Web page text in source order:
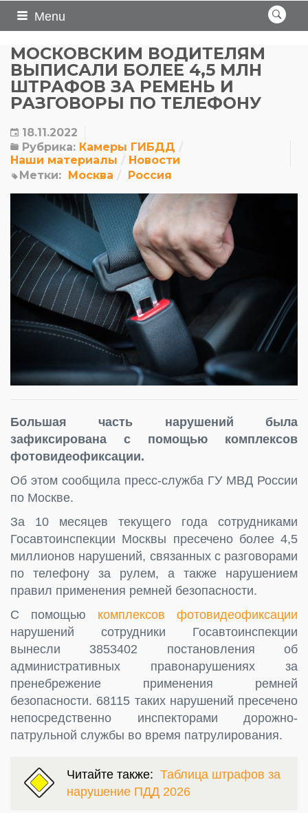
Menu
МОСКОВСКИМ ВОДИТЕЛЯМ
ВЫПИСАЛИ БОЛЕЕ 4,5 МЛН
ШТРАФОВ ЗА РЕМЕНЬ И
РАЗГОВОРЫ ПО ТЕЛЕФОНУ
18.11.2022
Рубрика: Камеры ГИБДД
Наши материалы
Новости
Метки: Москва Россия
Большая часть нарушений была
зафиксирована с помощью комплексов
фотовидеофиксации.
Об этом сообщила пресс-служба ГУ МВД России
по Москве.
За 10 месяцев текущего года сотрудниками
Госавтоинспекции Москвы пресечено более 4,5
миллионов нарушений, связанных с разговорами
по телефону за рулем, а также нарушением
правил применения ремней безопасности.
С помощью комплексов фотовидеофиксации
нарушений сотрудники Госавтоинспекции
вынесли 3853402 постановления об
административных правонарушениях за
пренебрежение применения ремней
безопасности. 68115 таких нарушений пресечено
непосредственно инспекторами дорожно-
патрульной службы во время патрулирования.
Читайте также: Таблица штрафов за
нарушение ПДД 2026